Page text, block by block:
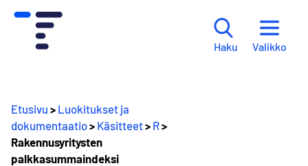
Haku Valikko
Etusivu > Luokitukset ja
dokumentaatio> Käsitteet> R>
Rakennusyritysten
palkkasummaindeksi